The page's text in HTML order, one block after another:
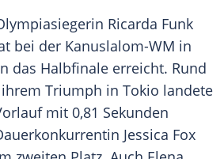
Ricarda Funk
bei der Kanuslalom-WM in
das Halbfinale erreicht. Rund
Triumph in Tokio landete
mit 0,81 Sekunden
Jessica Fox